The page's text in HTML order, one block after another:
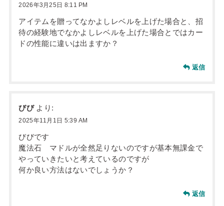
2026年3月25日 8:11 PM
アイテムを贈ってなかよしレベルを上げた場合と、招
待の経験地でなかよしレベルを上げた場合とではカー
ドの性能に違いは出ますか？
返信
びび より:
2025年11月1日 5:39 AM
びびです
魔法石 マドルが全然足りないのですが基本無課金で
やっていきたいと考えているのですが
何か良い方法はないでしょうか？
返信